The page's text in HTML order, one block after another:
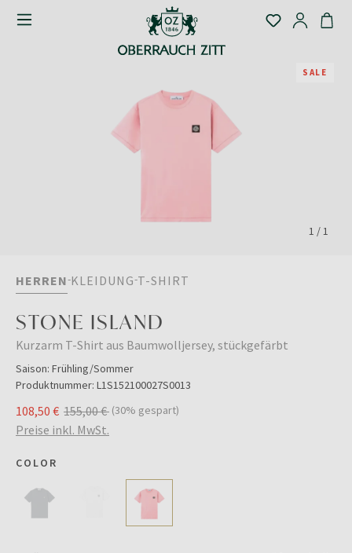
SALE
1 /1
HERREN KLEIDUNG T-SHIRT
STONE ISLAND
Kurzarm T-Shirt aus Baumwolljersey, stückgefärbt
Saison: Frühling/Sommer
Produktnummer: L1S152100027S0013
108,50 € 155,00 € (30% gespart)
Preise inkl. MwSt.
COLOR